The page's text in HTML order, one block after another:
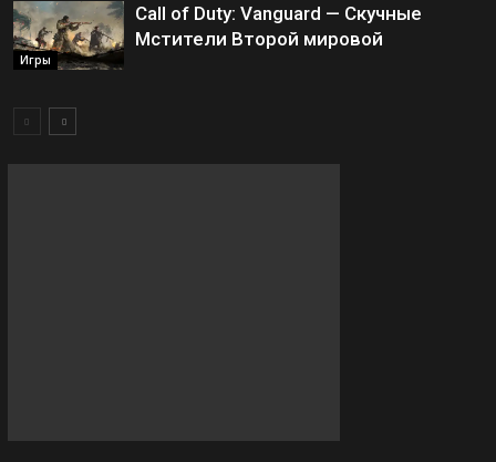
Игры
Call of Duty: Vanguard — Скучные
Мстители Второй мировой